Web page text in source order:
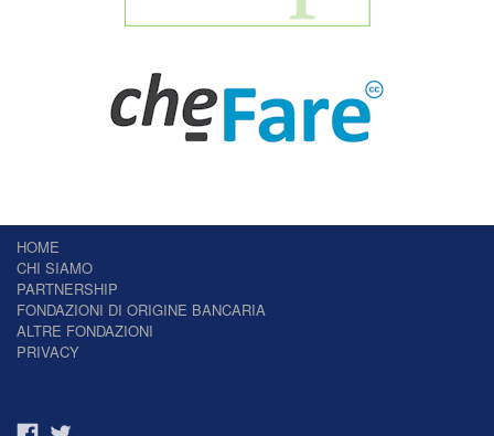
HOME
CHI SIAMO
PARTNERSHIP
FONDAZIONI DI ORIGINE BANCARIA
ALTRE FONDAZIONI
PRIVACY